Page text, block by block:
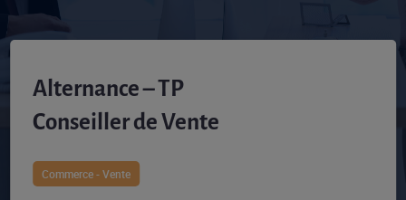
Alternance – TP
Conseiller de Vente
Commerce - Vente